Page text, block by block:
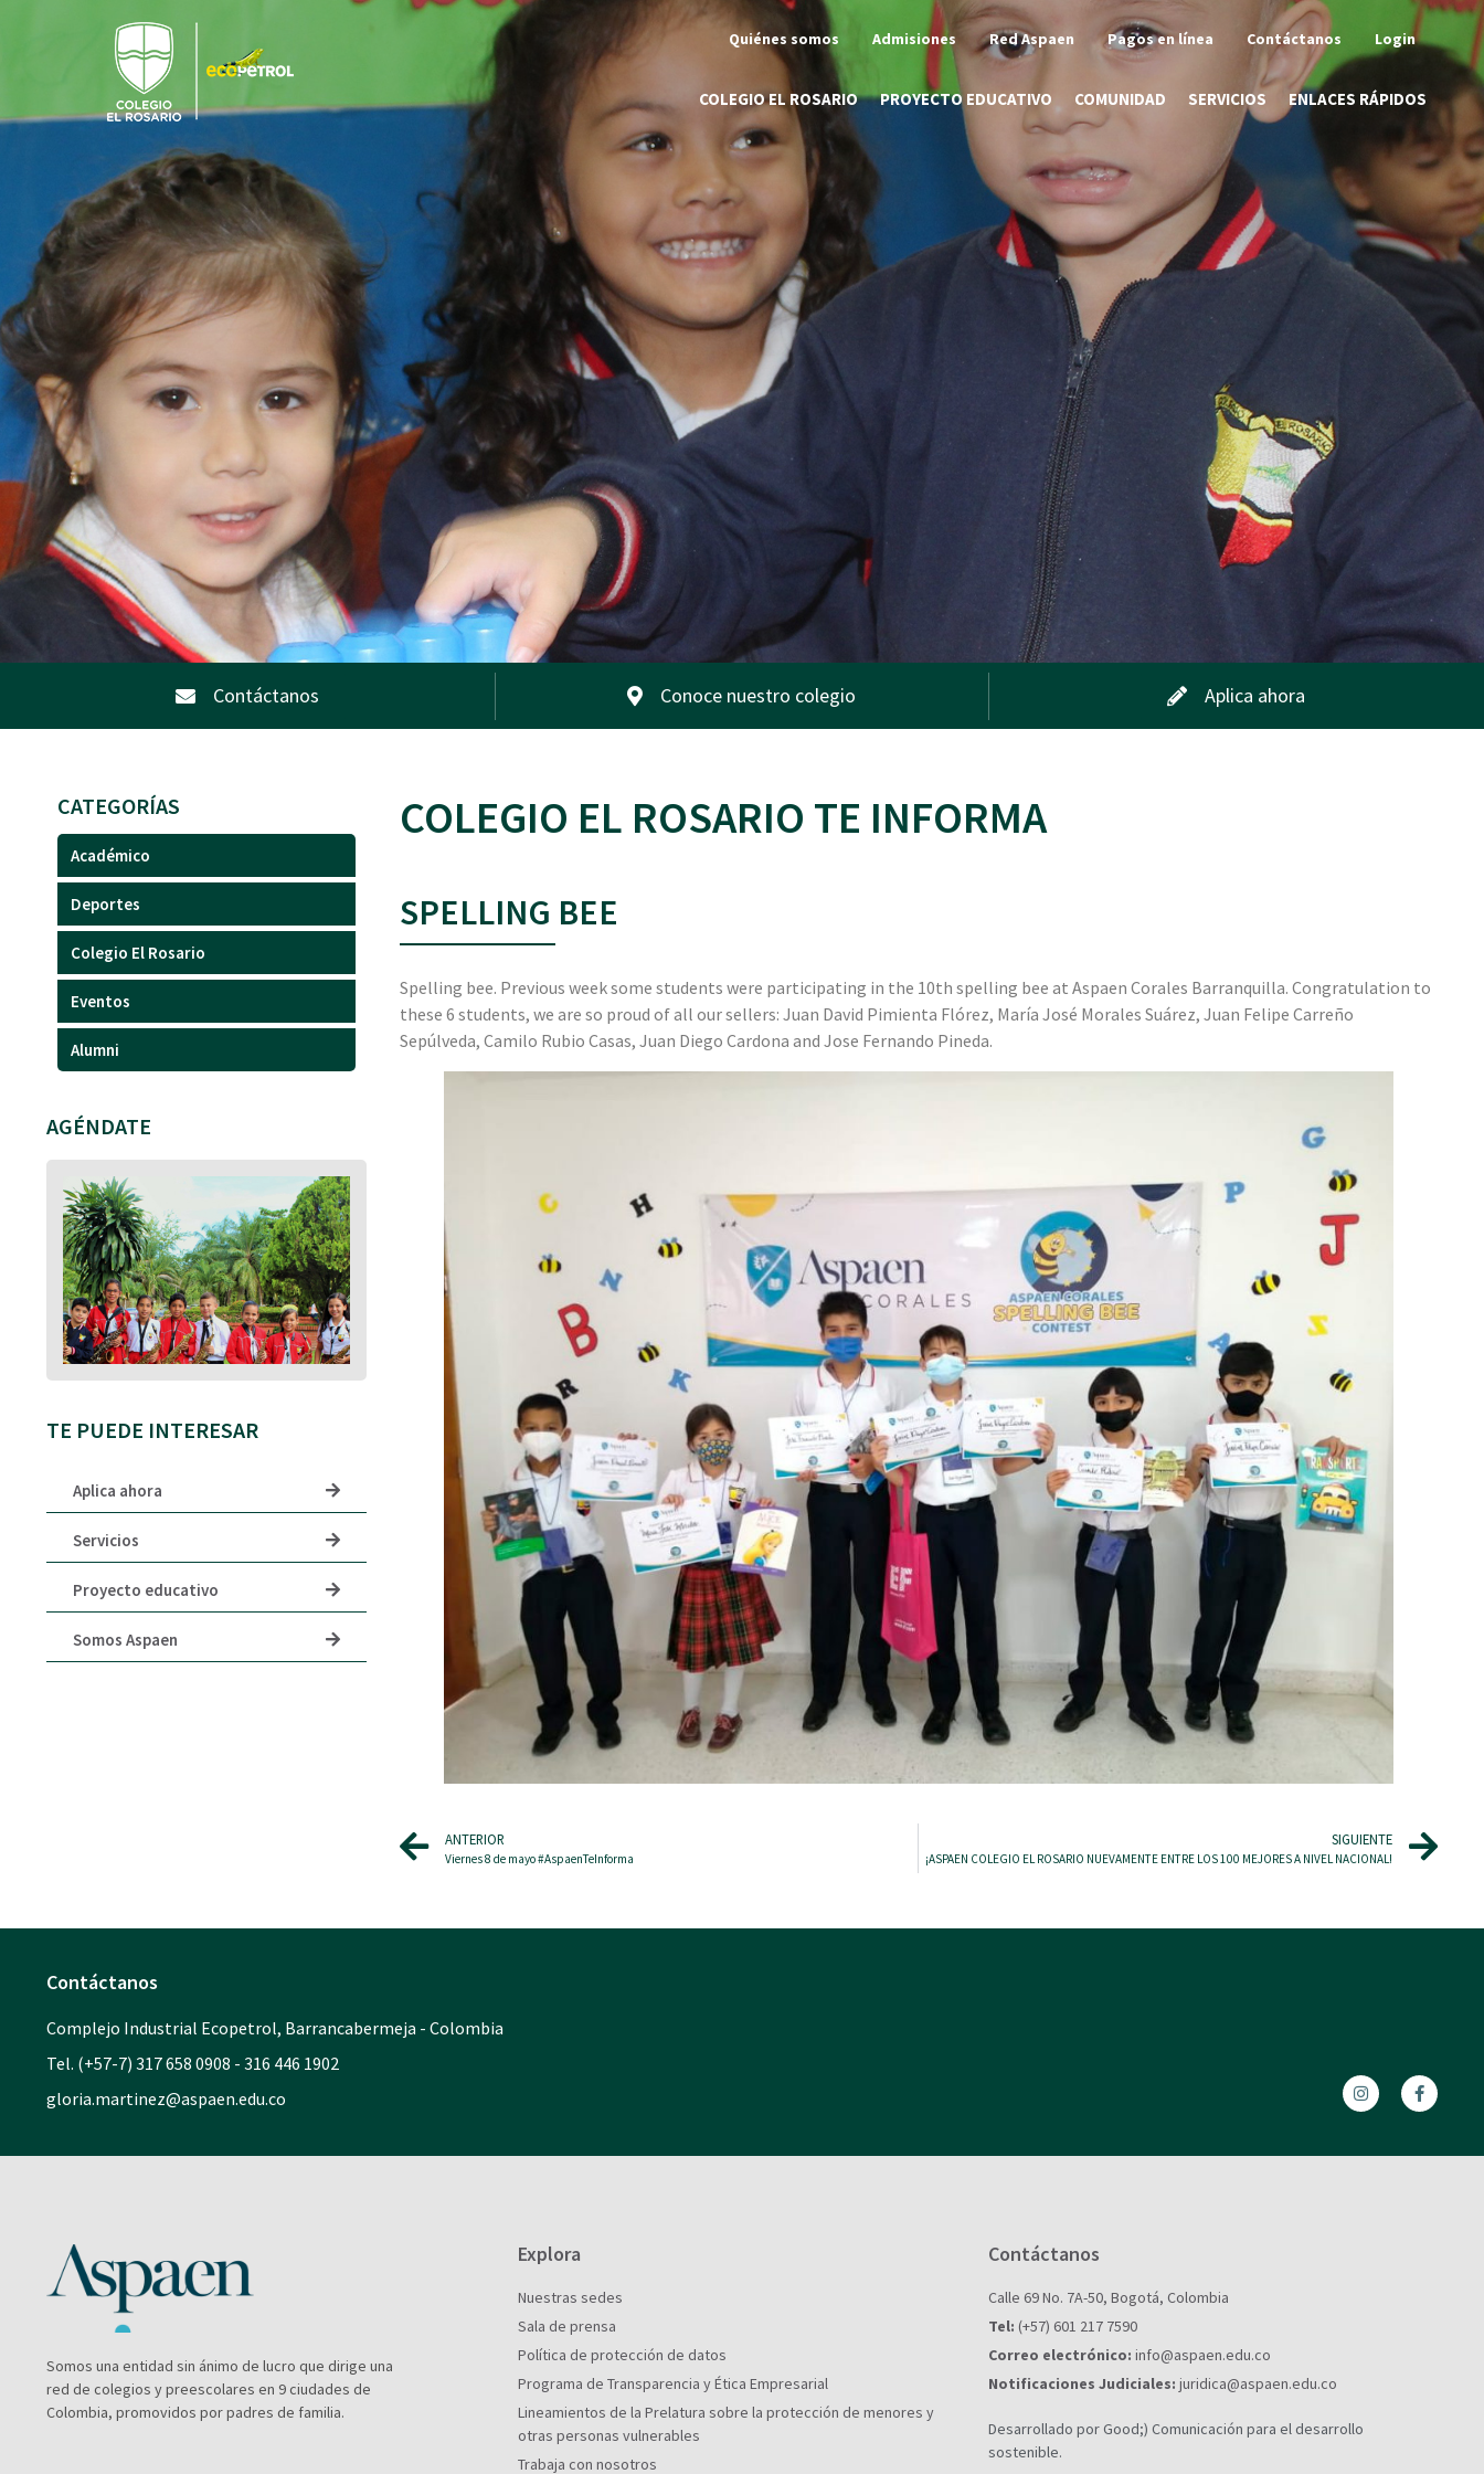
Quiénes somos Admisiones Red Aspaen Pagos en línea Contáctanos Login
COLEGIO EL ROSARIO PROYECTO EDUCATIVO COMUNIDAD SERVICIOS ENLACES RÁPIDOS
Contáctanos Conoce nuestro colegio Aplica ahora
CATEGORÍAS
Académico
Deportes
Colegio El Rosario
Eventos
Alumni
AGÉNDATE
TE PUEDE INTERESAR
Aplica ahora
Servicios
Proyecto educativo
Somos Aspaen
COLEGIO EL ROSARIO TE INFORMA
SPELLING BEE
Spelling bee. Previous week some students were participating in the 10th spelling bee at Aspaen Corales Barranquilla. Congratulation to
these 6 students, we are so proud of all our sellers: Juan David Pimienta Flórez, María José Morales Suárez, Juan Felipe Carreño
Sepúlveda, Camilo Rubio Casas, Juan Diego Cardona and Jose Fernando Pineda.
ANTERIOR
Viernes 8 de mayo #AspaenTeInforma
SIGUIENTE
¡ASPAEN COLEGIO EL ROSARIO NUEVAMENTE ENTRE LOS 100 MEJORES A NIVEL NACIONAL!
Contáctanos
Complejo Industrial Ecopetrol, Barrancabermeja - Colombia
Tel. (+57-7) 317 658 0908 - 316 446 1902
gloria.martinez@aspaen.edu.co
Somos una entidad sin ánimo de lucro que dirige una
red de colegios y preescolares en 9 ciudades de
Colombia, promovidos por padres de familia.
Explora
Nuestras sedes
Sala de prensa
Política de protección de datos
Programa de Transparencia y Ética Empresarial
Lineamientos de la Prelatura sobre la protección de menores y
otras personas vulnerables
Trabaja con nosotros
Contáctanos
Calle 69 No. 7A-50, Bogotá, Colombia
Tel: (+57) 601 217 7590
Correo electrónico: info@aspaen.edu.co
Notificaciones Judiciales: juridica@aspaen.edu.co
Desarrollado por Good;) Comunicación para el desarrollo
sostenible.